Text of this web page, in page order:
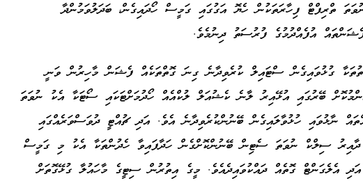
ތްރިފްޓް ފިހާރަތަކުން ހެޔޮ އަގުގައި ގަމީސް ހޯދައިގެން، ބަދަލުވަމުންދާ
އުފެއްދުމުގެ ފުރުސަތު ދިނުމެވެ.
ގުޅުވައިގެން ސްޓައިލް ކުރެވިދާނެ ގިނަ ގޮތްތަކެއް ފެޝަން މާހިރުން ވަނީ
ބޭރުގައި އުޅޭއިރު ލާނެ ކެޝުއަލް ލުކްއެއް ހޯދުމަށްޓަކައި ސޯޓަކާ އެކު ނުވަތަ
ނާޅުވައި ހުޅުވާލައިގެން ބޭނުންކުރެވިދާނެ އެވެ. އަދި ޗުއްޓީ ދުވަސްވަރެއްގައި
ސިލްކް ނުވަތަ ސެޓިން ބޭނުންކޮށްގެން ހަދާފައިވާ ހެދުންތަކާ އެކު މި ގަމީސް
އެލެގަންޓް ގޮތެއް ދައްކުވައިދެއެވެ. މީގެ އިތުރުން ސިޓީގެ މާހައުލާ ގުޅޭގޮތަށް